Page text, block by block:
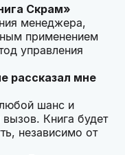
Скрам»
менеджера,
применением
управления
рассказал мне
шанс и
Книга будет
независимо от